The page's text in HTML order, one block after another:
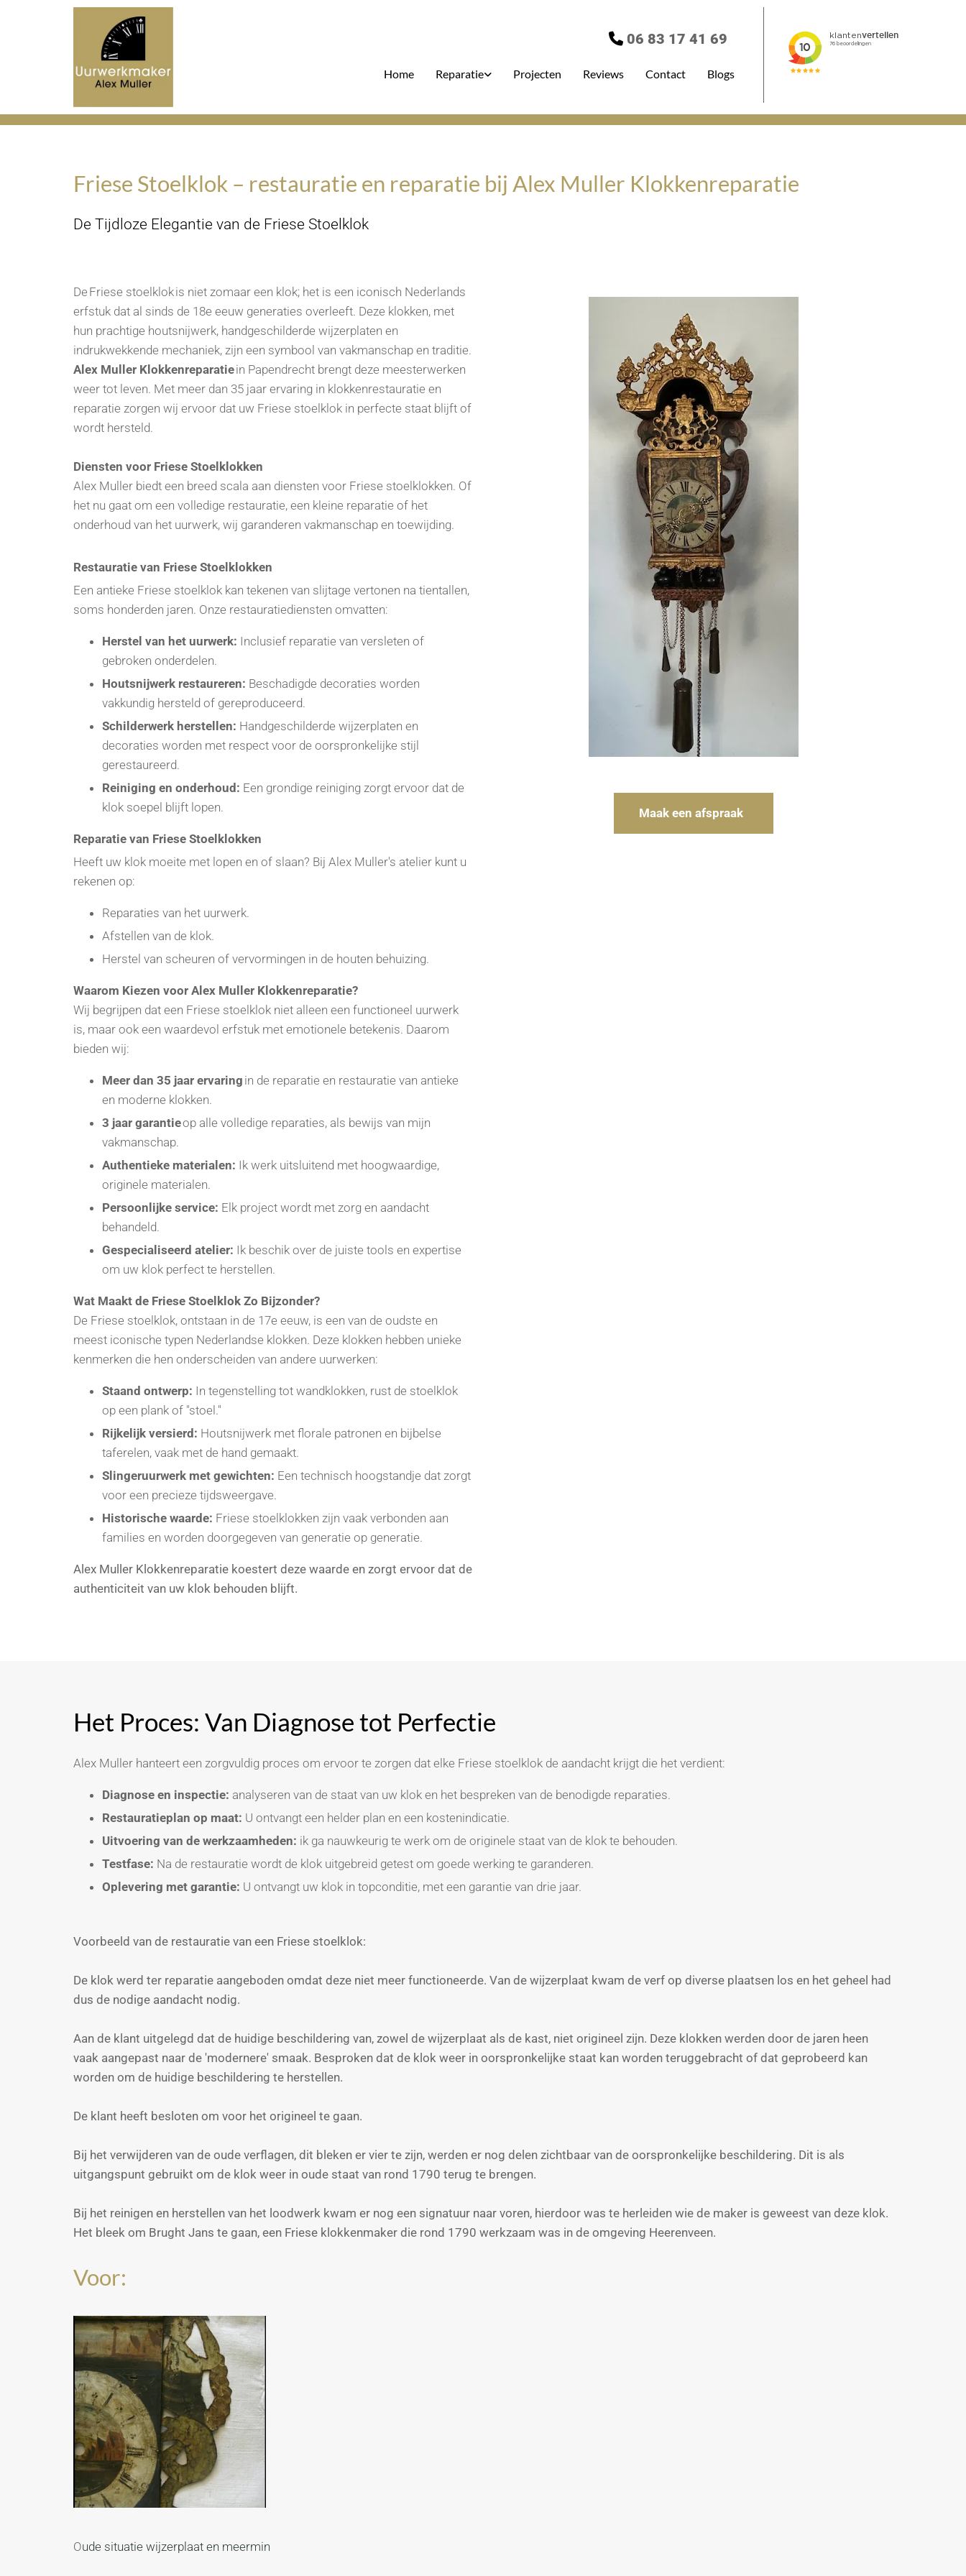
 06 83 17 41 69
Home Reparatie Projecten Reviews Contact Blogs
Friese Stoelklok – restauratie en reparatie bij Alex Muller Klokkenreparatie
De Tijdloze Elegantie van de Friese Stoelklok
De Friese stoelklok is niet zomaar een klok; het is een iconisch Nederlands
erfstuk dat al sinds de 18e eeuw generaties overleeft. Deze klokken, met
hun prachtige houtsnijwerk, handgeschilderde wijzerplaten en
indrukwekkende mechaniek, zijn een symbool van vakmanschap en traditie.
Alex Muller Klokkenreparatiein Papendrecht brengt deze meesterwerken
weer tot leven. Met meer dan 35 jaar ervaring in klokkenrestauratie en
reparatie zorgen wij ervoor dat uw Friese stoelklok in perfecte staat blijft of
wordt hersteld.
Diensten voor Friese Stoelklokken
Alex Muller biedt een breed scala aan diensten voor Friese stoelklokken. Of
het nu gaat om een volledige restauratie, een kleine reparatie of het
onderhoud van het uurwerk, wij garanderen vakmanschap en toewijding.
Restauratie van Friese Stoelklokken
Een antieke Friese stoelklok kan tekenen van slijtage vertonen na tientallen,
soms honderden jaren. Onze restauratiediensten omvatten:
Herstel van het uurwerk: Inclusief reparatie van versleten of
gebroken onderdelen.
Houtsnijwerk restaureren: Beschadigde decoraties worden
vakkundig hersteld of gereproduceerd.
Schilderwerk herstellen: Handgeschilderde wijzerplaten en
decoraties worden met respect voor de oorspronkelijke stijl
gerestaureerd.
Reiniging en onderhoud: Een grondige reiniging zorgt ervoor dat de
klok soepel blijft lopen.
Reparatie van Friese Stoelklokken
Heeft uw klok moeite met lopen en of slaan? Bij Alex Muller's atelier kunt u
rekenen op:
Reparaties van het uurwerk.
Afstellen van de klok.
Herstel van scheuren of vervormingen in de houten behuizing.
Waarom Kiezen voor Alex Muller Klokkenreparatie?
Wij begrijpen dat een Friese stoelklok niet alleen een functioneel uurwerk
is, maar ook een waardevol erfstuk met emotionele betekenis. Daarom
bieden wij:
Meer dan 35 jaar ervaring in de reparatie en restauratie van antieke
en moderne klokken.
3 jaar garantieop alle volledige reparaties, als bewijs van mijn
vakmanschap.
Authentieke materialen: Ik werk uitsluitend met hoogwaardige,
originele materialen.
Persoonlijke service: Elk project wordt met zorg en aandacht
behandeld.
Gespecialiseerd atelier: Ik beschik over de juiste tools en expertise
om uw klok perfect te herstellen.
Wat Maakt de Friese Stoelklok Zo Bijzonder?
De Friese stoelklok, ontstaan in de 17e eeuw, is een van de oudste en
meest iconische typen Nederlandse klokken. Deze klokken hebben unieke
kenmerken die hen onderscheiden van andere uurwerken:
Staand ontwerp: In tegenstelling tot wandklokken, rust de stoelklok
op een plank of "stoel."
Rijkelijk versierd: Houtsnijwerk met florale patronen en bijbelse
taferelen, vaak met de hand gemaakt.
Slingeruurwerk met gewichten: Een technisch hoogstandje dat zorgt
voor een precieze tijdsweergave.
Historische waarde: Friese stoelklokken zijn vaak verbonden aan
families en worden doorgegeven van generatie op generatie.
Alex Muller Klokkenreparatie koestert deze waarde en zorgt ervoor dat de
authenticiteit van uw klok behouden blijft.
Maak een afspraak
Het Proces: Van Diagnose tot Perfectie
Alex Muller hanteert een zorgvuldig proces om ervoor te zorgen dat elke Friese stoelklok de aandacht krijgt die het verdient:
Diagnose en inspectie: analyseren van de staat van uw klok en het bespreken van de benodigde reparaties.
Restauratieplan op maat: U ontvangt een helder plan en een kostenindicatie.
Uitvoering van de werkzaamheden: ik ga nauwkeurig te werk om de originele staat van de klok te behouden.
Testfase: Na de restauratie wordt de klok uitgebreid getest om goede werking te garanderen.
Oplevering met garantie: U ontvangt uw klok in topconditie, met een garantie van drie jaar.
Voorbeeld van de restauratie van een Friese stoelklok:
De klok werd ter reparatie aangeboden omdat deze niet meer functioneerde. Van de wijzerplaat kwam de verf op diverse plaatsen los en het geheel had
dus de nodige aandacht nodig.
Aan de klant uitgelegd dat de huidige beschildering van, zowel de wijzerplaat als de kast, niet origineel zijn. Deze klokken werden door de jaren heen
vaak aangepast naar de 'modernere' smaak. Besproken dat de klok weer in oorspronkelijke staat kan worden teruggebracht of dat geprobeerd kan
worden om de huidige beschildering te herstellen.
De klant heeft besloten om voor het origineel te gaan.
Bij het verwijderen van de oude verflagen, dit bleken er vier te zijn, werden er nog delen zichtbaar van de oorspronkelijke beschildering. Dit is als
uitgangspunt gebruikt om de klok weer in oude staat van rond 1790 terug te brengen.
Bij het reinigen en herstellen van het loodwerk kwam er nog een signatuur naar voren, hierdoor was te herleiden wie de maker is geweest van deze klok.
Het bleek om Brught Jans te gaan, een Friese klokkenmaker die rond 1790 werkzaam was in de omgeving Heerenveen.
Voor:
Oude situatie wijzerplaat en meermin